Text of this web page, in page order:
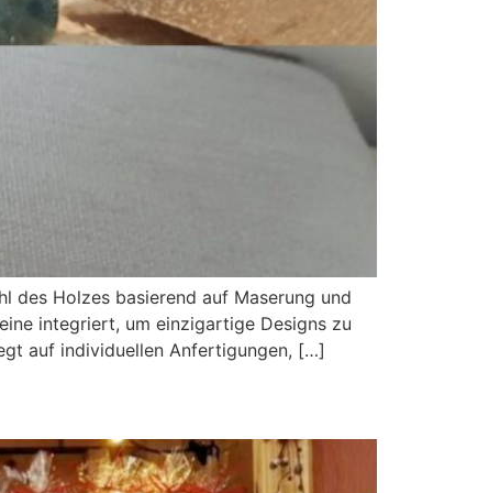
des Holzes basierend auf Maserung und
integriert, um einzigartige Designs zu
auf individuellen Anfertigungen, […]